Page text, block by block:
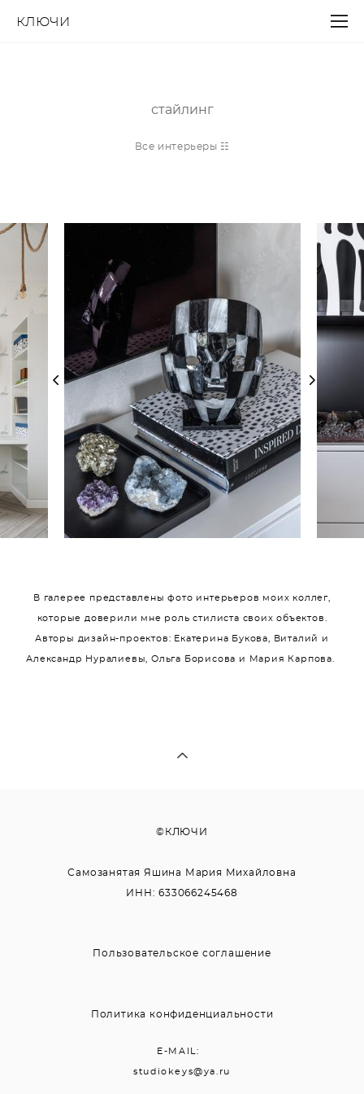
КЛЮЧИ
стайлинг
Все интерьеры ☷
В галерее представлены фото интерьеров моих коллег,
которые доверили мне роль стилиста своих объектов.
Авторы дизайн-проектов: Екатерина Букова, Виталий и
Александр Нуралиевы, Ольга Борисова и Мария Карпова.
©КЛЮЧИ
Самозанятая Яшина Мария Михайловна
ИНН:633066245468
Пользовательское соглашение
Политика конфиденциальности
E-MAIL:
studiokeys@ya.ru